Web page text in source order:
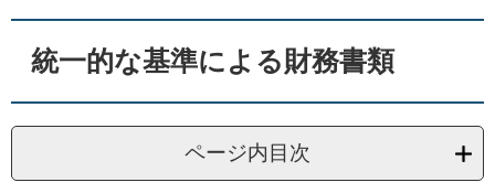
す
。
し
て
統一的な基準による財務書類
ページ内目次